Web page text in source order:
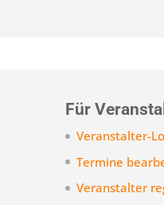
Für
Veranstalter-
Termine
Veranstalter